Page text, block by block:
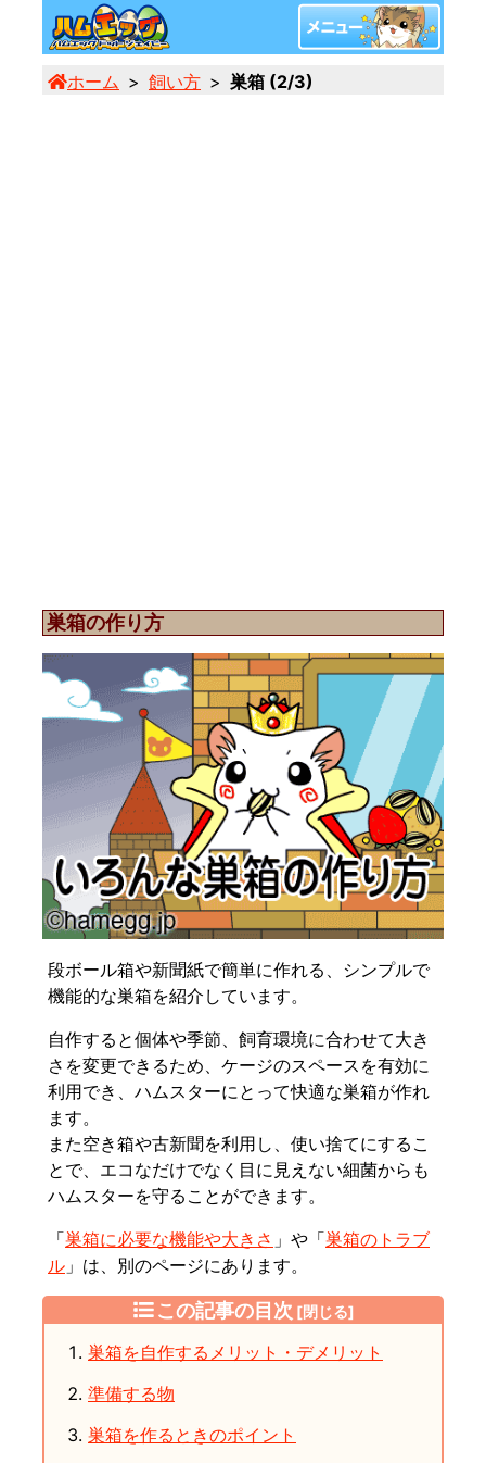
ホーム 飼い方 巣箱 (2/3)
巣箱の作り方
段ボール箱や新聞紙で簡単に作れる、シンプルで
機能的な巣箱を紹介しています。
自作すると個体や季節、飼育環境に合わせて大き
さを変更できるため、ケージのスペースを有効に
利用でき、ハムスターにとって快適な巣箱が作れ
ます。
また空き箱や古新聞を利用し、使い捨てにするこ
とで、エコなだけでなく目に見えない細菌からも
ハムスターを守ることができます。
「巣箱に必要な機能や大きさ 」や「巣箱のトラブ
ル 」は、別のページにあります。
この記事の目次 [閉じる]
巣箱を自作するメリット・デメリット
準備する物
巣箱を作るときのポイント